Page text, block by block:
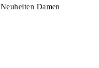
Neuheiten Damen